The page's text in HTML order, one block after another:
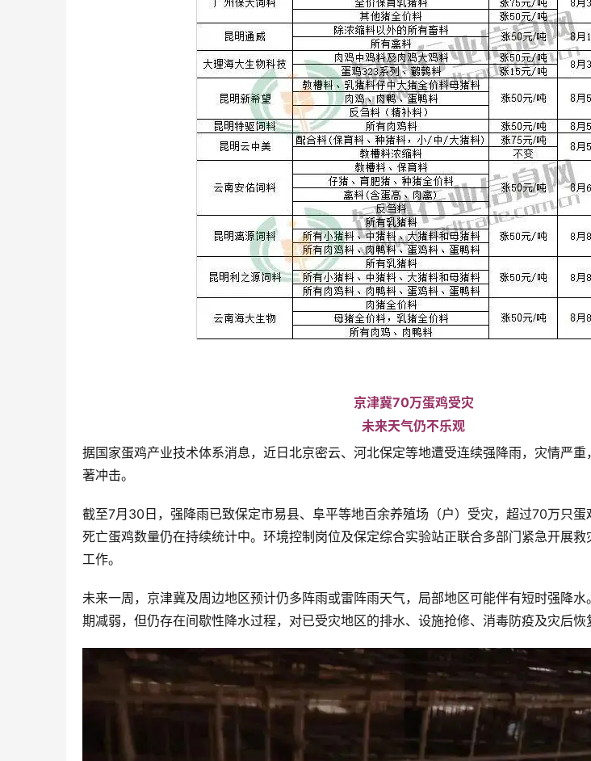
京津冀70万蛋鸡受灾
未来天气仍不乐观
据国家蛋鸡产业技术体系消息，近日北京密云、河北保定等地遭受连续强降雨，灾情严
著冲击。
截至7月30日，强降雨已致保定市易县、阜平等地百余养殖场（户）受灾，超过70万只
死亡蛋鸡数量仍在持续统计中。环境控制岗位及保定综合实验站正联合多部门紧急开展
工作。
未来一周，京津冀及周边地区预计仍多阵雨或雷阵雨天气，局部地区可能伴有短时强降
期减弱，但仍存在间歇性降水过程，对已受灾地区的排水、设施抢修、消毒防疫及灾后恢